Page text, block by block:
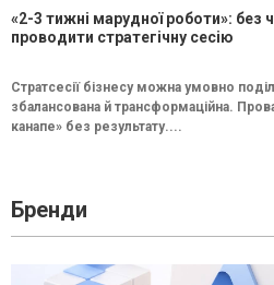
«2-3 тижні марудної роботи»: без
проводити стратегічну сесію
Стратсесії бізнесу можна умовно
збалансована й трансформаційна.
канапе» без результату....
Бренди